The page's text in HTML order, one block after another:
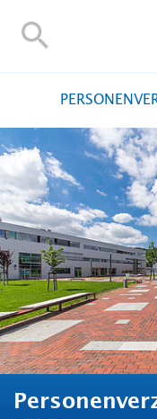
FORSCHUNG
ALUMNI
HOCHSCHULE
INTERNATIONAL
BESCHÄFTIGTE
Blogs Kontakt
TH Online-Portal